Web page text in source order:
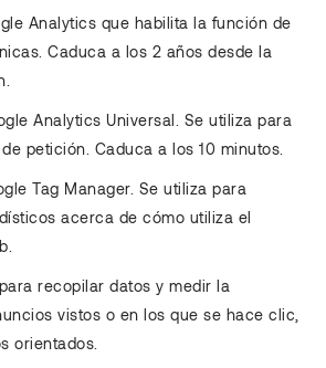
Analytics que habilita la función de
Caduca a los 2 años desde la
Analytics Universal. Se utiliza para
petición. Caduca a los 10 minutos.
Tag Manager. Se utiliza para
acerca de cómo utiliza el
recopilar datos y medir la
vistos o en los que se hace clic,
orientados.